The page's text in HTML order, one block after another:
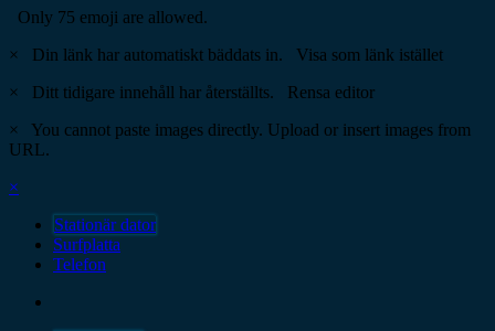
Only 75 emoji are allowed.
×
Din länk har automatiskt bäddats in. Visa som länk istället
×
Ditt tidigare innehåll har återställts. Rensa editor
×
You cannot paste images directly. Upload or insert images from
URL.
×
Stationär dator
Surfplatta
Telefon